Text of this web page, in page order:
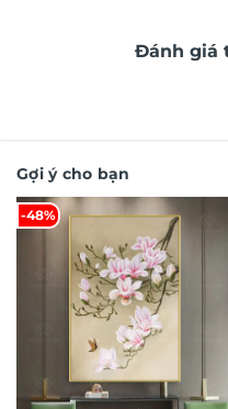
Đánh giá
Gợi ý cho bạn
-48%